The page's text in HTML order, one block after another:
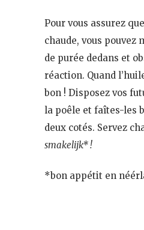
Pour vous assurez
chaude, vous pouvez
de purée dedans et
réaction. Quand
bon ! Disposez vos
la poêle et faîtes-les
deux cotés. Servez
smakelijk* !
*bon appétit en